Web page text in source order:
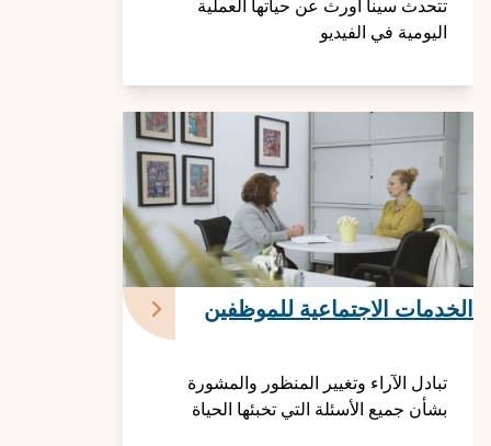
تتحدث سينا أورث عن حياتها العملية
اليومية في الفيديو
الخدمات الاجتماعية للموظفين
تبادل الآراء وتغيير المنظور والمشورة
بشأن جميع الأسئلة التي تخبئها الحياة